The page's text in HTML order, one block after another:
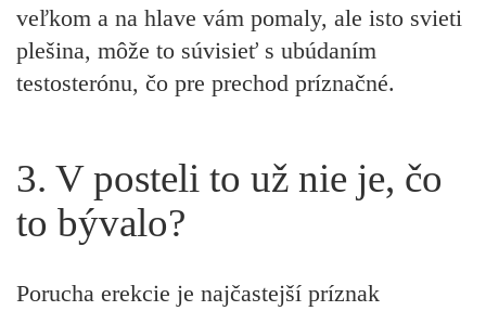
veľkom a na hlave vám pomaly, ale isto svieti
plešina, môže to súvisieť s ubúdaním
testosterónu, čo pre prechod príznačné.
3. V posteli to už nie je, čo
to bývalo?
Porucha erekcie je najčastejší príznak